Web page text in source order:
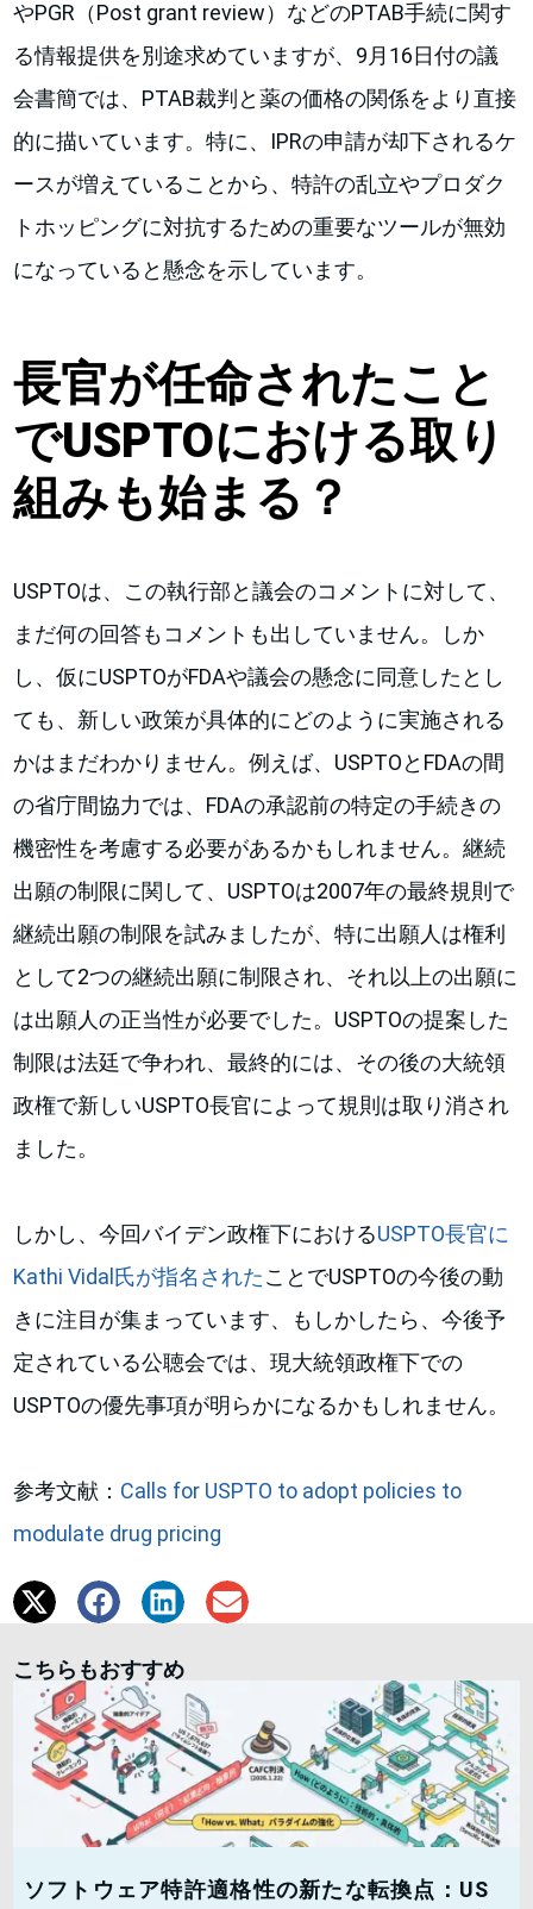
やPGR（Post grant review）などのPTAB手続に関す
る情報提供を別途求めていますが、9月16日付の議
会書簡では、PTAB裁判と薬の価格の関係をより直接
的に描いています。特に、IPRの申請が却下されるケ
ースが増えていることから、特許の乱立やプロダク
トホッピングに対抗するための重要なツールが無効
になっていると懸念を示しています。
長官が任命されたこと
でUSPTOにおける取り
組みも始まる？
USPTOは、この執行部と議会のコメントに対して、
まだ何の回答もコメントも出していません。しか
し、仮にUSPTOがFDAや議会の懸念に同意したとし
ても、新しい政策が具体的にどのように実施される
かはまだわかりません。例えば、USPTOとFDAの間
の省庁間協力では、FDAの承認前の特定の手続きの
機密性を考慮する必要があるかもしれません。継続
出願の制限に関して、USPTOは2007年の最終規則で
継続出願の制限を試みましたが、特に出願人は権利
として2つの継続出願に制限され、それ以上の出願に
は出願人の正当性が必要でした。USPTOの提案した
制限は法廷で争われ、最終的には、その後の大統領
政権で新しいUSPTO長官によって規則は取り消され
ました。
しかし、今回バイデン政権下におけるUSPTO長官に
Kathi Vidal氏が指名されたことでUSPTOの今後の動
きに注目が集まっています、もしかしたら、今後予
定されている公聴会では、現大統領政権下での
USPTOの優先事項が明らかになるかもしれません。
参考文献： Calls for USPTO to adopt policies to
modulate drug pricing
こちらもおすすめ
ソフトウェア特許適格性の新たな転換点：US